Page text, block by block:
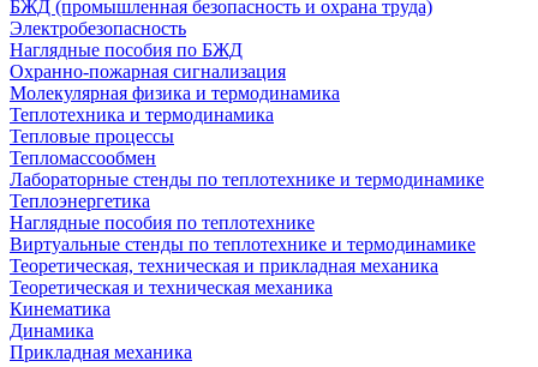
БЖД (промышленная безопасность и охрана труда)
Электробезопасность
Наглядные пособия по БЖД
Охранно-пожарная сигнализация
Молекулярная физика и термодинамика
Теплотехника и термодинамика
Тепловые процессы
Тепломассообмен
Лабораторные стенды по теплотехнике и термодинамике
Теплоэнергетика
Наглядные пособия по теплотехнике
Виртуальные стенды по теплотехнике и термодинамике
Теоретическая, техническая и прикладная механика
Теоретическая и техническая механика
Кинематика
Динамика
Прикладная механика